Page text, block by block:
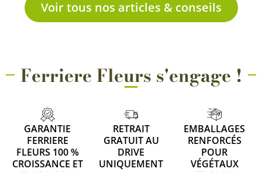
Voir tous nos articles & conseils
Ferriere Fleurs s'engage !
GARANTIE
FERRIERE
FLEURS 100 %
CROISSANCE ET
RETRAIT
GRATUIT AU
DRIVE
UNIQUEMENT
EMBALLAGES
RENFORCÉS
POUR
VÉGÉTAUX